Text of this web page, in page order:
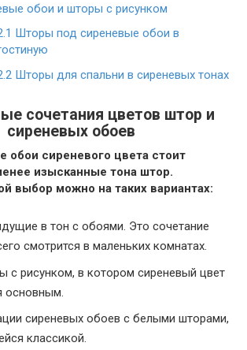
обои и шторы с рисунком
Шторы под сиреневые обои в
Шторы для спальни в сиреневых тонах
сочетания цветов штор и
сиреневых обоев
обои сиреневого цвета стоит
изысканные тона штор.
выбор можно на таких вариантах:
в тон с обоями. Это сочетание
смотрится в маленьких комнатах.
с рисунком, в котором сиреневый цвет
основным.
сиреневых обоев с белыми шторами,
классикой.